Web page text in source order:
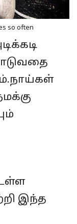
so often
இந்த